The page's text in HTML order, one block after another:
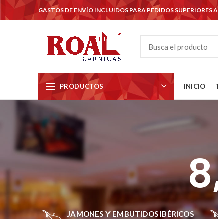
GASTOS DE ENVÍO INCLUIDOS PARA PEDIDOS SUPERIORES
PRODUCTOS INICIO
JAMONES Y EMBUTIDOS IBÉRICOS